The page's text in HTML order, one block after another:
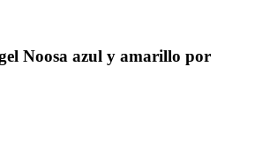
Noosa azul y amarillo por